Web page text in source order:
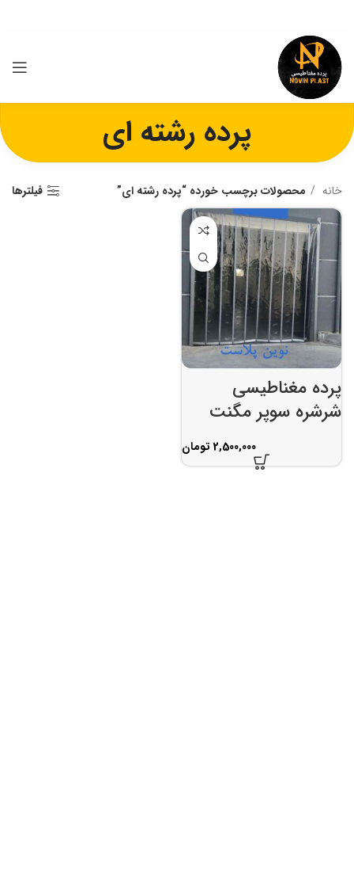
پرده رشته ای
خانه محصولات برچسب خورده “پرده رشته ای” فیلترها
پرده مغناطیسی
شرشره سوپر مگنت
تومان